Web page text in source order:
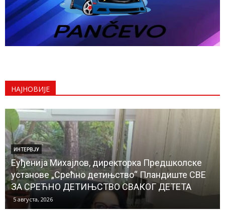
НАЈНОВИЈЕ
ИНТЕРВЈУ
Еуђенија Михајлов, директорка Предшколске
установе „Срећно детињство“ Пландиште СВЕ
ЗА СРЕЋНО ДЕТИЊСТВО СВАКОГ ДЕТЕТА
5 августа, 2026